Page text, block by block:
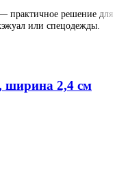
практичное решение для
или спецодежды.
ширина 2,4 см